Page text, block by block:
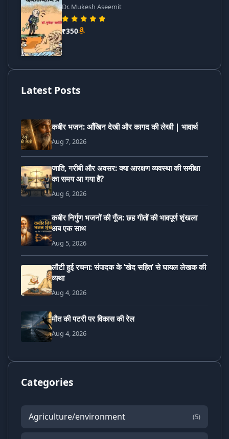
Dr. Mukesh Aseemit
₹350
Latest Posts
कबीर भजन: आँखिन देखी और कागद की लेखी | भावार्थ
Aug 7, 2026
जाति, गरीबी और अवसर: क्या आरक्षण व्यवस्था की समीक्षा
का समय आ गया है?
Aug 6, 2026
कबीर निर्गुण भजनों की गूँज: छह गीतों की भावपूर्ण शृंखला
अब एक साथ
Aug 5, 2026
लौटी हुई रचना: संपादक के ‘खेद सहित’ से घायल लेखक की
व्यथा
Aug 4, 2026
मौत की पटरी पर विकास की रेल
Aug 4, 2026
Categories
Agriculture/environment (5)